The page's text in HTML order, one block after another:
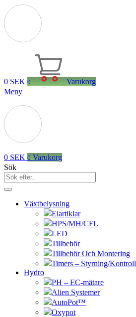
0 SEK 0
Varukorg
Meny
0 SEK 0 Varukorg
Sök
Växtbelysning
Elartiklar
HPS/MH/CFL
LED
Tillbehör
Tillbehör Och Montering
Timers – Styrning/Kontroll
Hydro
PH – EC-mätare
Alien Systemer
AutoPot™
Oxypot